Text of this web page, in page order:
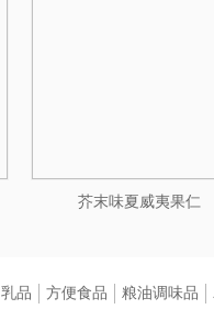
芥末味夏威夷果仁
乳品 方便食品 粮油调味品